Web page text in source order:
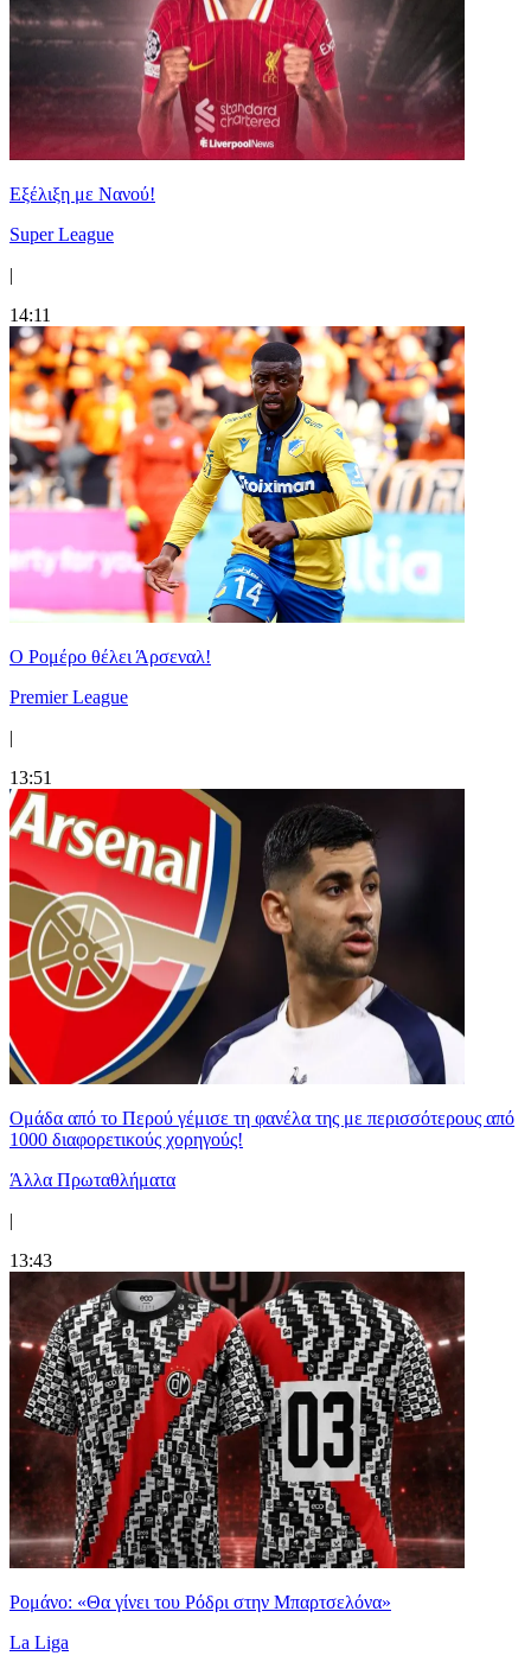
Εξέλιξη με Νανού!
Super League
|
14:11
Ο Ρομέρο θέλει Άρσεναλ!
Premier League
|
13:51
Ομάδα από το Περού γέμισε τη φανέλα της με περισσότερους από
1000 διαφορετικούς χορηγούς!
Άλλα Πρωταθλήματα
|
13:43
Ρομάνο: «Θα γίνει του Ρόδρι στην Μπαρτσελόνα»
La Liga